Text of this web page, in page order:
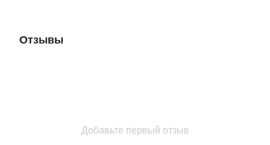
Отзывы
Добавьте первый отзыв